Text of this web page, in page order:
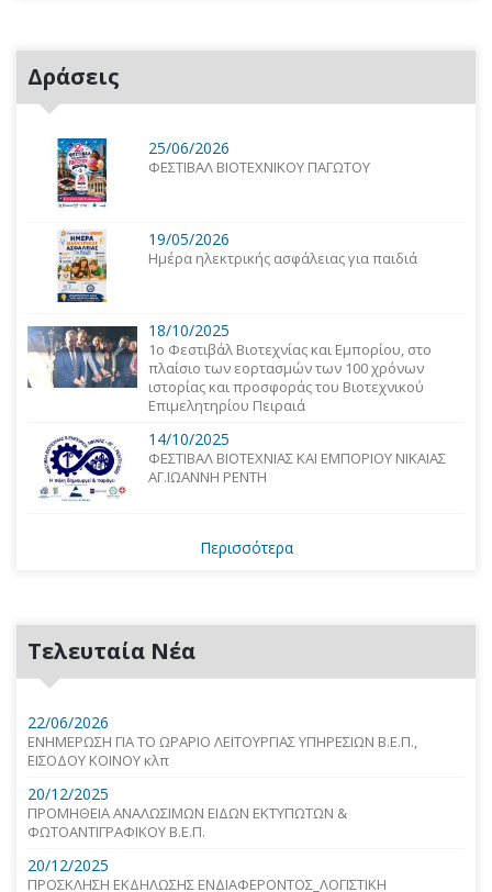
Δράσεις
25/06/2026
ΦΕΣΤΙΒΑΛ ΒΙΟΤΕΧΝΙΚΟΥ ΠΑΓΩΤΟΥ
19/05/2026
Ημέρα ηλεκτρικής ασφάλειας για παιδιά
18/10/2025
1o Φεστιβάλ Βιοτεχνίας και Εμπορίου, στο
πλαίσιο των εορτασμών των 100 χρόνων
ιστορίας και προσφοράς του Βιοτεχνικού
Επιμελητηρίου Πειραιά
14/10/2025
ΦΕΣΤΙΒΑΛ ΒΙΟΤΕΧΝΙΑΣ ΚΑΙ ΕΜΠΟΡΙΟΥ ΝΙΚΑΙΑΣ
ΑΓ.ΙΩΑΝΝΗ ΡΕΝΤΗ
Περισσότερα
Τελευταία Νέα
22/06/2026
ΕΝΗΜΕΡΩΣΗ ΓΙΑ ΤΟ ΩΡΑΡΙΟ ΛΕΙΤΟΥΡΓΙΑΣ ΥΠΗΡΕΣΙΩΝ Β.Ε.Π.,
ΕΙΣΟΔΟΥ ΚΟΙΝΟΥ κλπ
20/12/2025
ΠΡΟΜΗΘΕΙΑ ΑΝΑΛΩΣΙΜΩΝ ΕΙΔΩΝ ΕΚΤΥΠΩΤΩΝ &
ΦΩΤΟΑΝΤΙΓΡΑΦΙΚΟΥ Β.Ε.Π.
20/12/2025
ΠΡΟΣΚΛΗΣΗ ΕΚΔΗΛΩΣΗΣ ΕΝΔΙΑΦΕΡΟΝΤΟΣ_ΛΟΓΙΣΤΙΚΗ